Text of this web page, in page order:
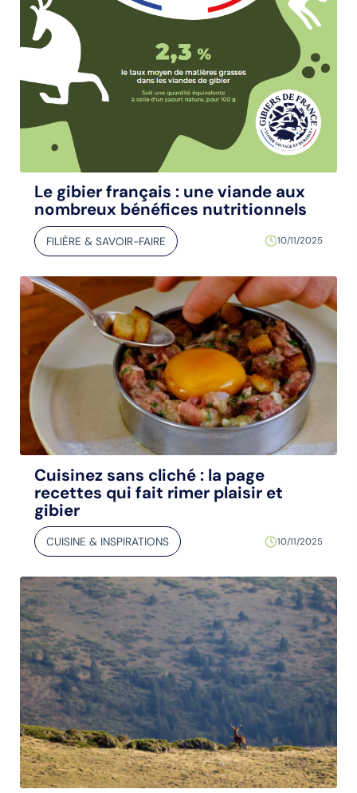
Le gibier français : une viande aux
nombreux bénéfices nutritionnels
FILIÈRE & SAVOIR-FAIRE 10/11/2025
Cuisinez sans cliché : la page
recettes qui fait rimer plaisir et
gibier
CUISINE & INSPIRATIONS 10/11/2025